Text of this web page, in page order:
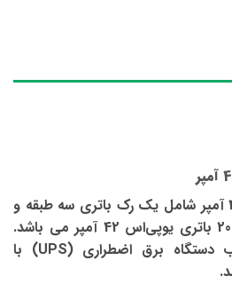
کابینت باتری 240 ولت 42 آمپر شامل یک رک باتری سه طبقه و
یک رک باتری دو طبقه و 20 باتری یوپی‌اس 42 آمپر می باشد.
این کابینت باتری مناسب دستگاه برق اضطراری (UPS) با